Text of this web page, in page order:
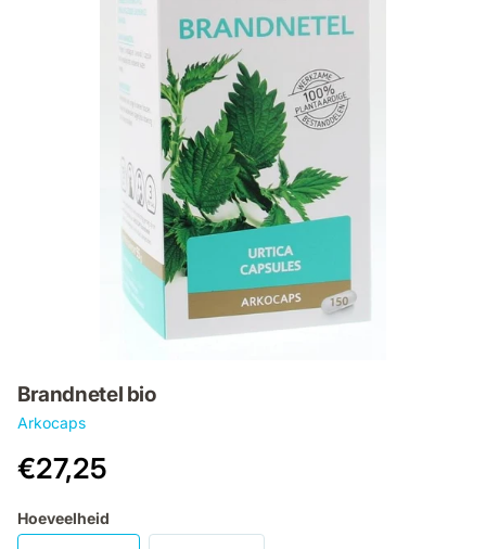
Brandnetel bio
Arkocaps
€27,25
Hoeveelheid